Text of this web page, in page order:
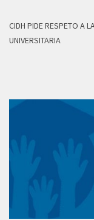
CIDH PIDE RESPETO A
UNIVERSITARIA